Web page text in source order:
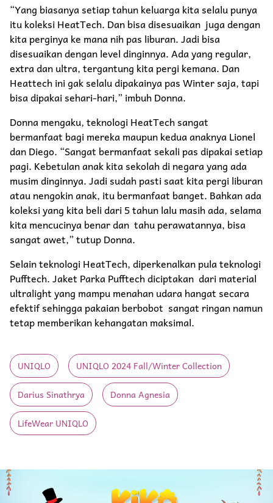
“Yang biasanya setiap tahun keluarga kita selalu punya
itu koleksi HeatTech. Dan bisa disesuaikan juga dengan
kita perginya ke mana nih pas liburan. Jadi bisa
disesuaikan dengan level dinginnya. Ada yang regular,
extra dan ultra, tergantung kita pergi kemana. Dan
Heattech ini gak selalu dipakainya pas Winter saja, tapi
bisa dipakai sehari-hari,” imbuh Donna.
Donna mengaku, teknologi HeatTech sangat
bermanfaat bagi mereka maupun kedua anaknya Lionel
dan Diego. “Sangat bermanfaat sekali pas dipakai setiap
pagi. Kebetulan anak kita sekolah di negara yang ada
musim dinginnya. Jadi sudah pasti saat kita pergi liburan
atau nengokin anak, itu bermanfaat banget. Bahkan ada
koleksi yang kita beli dari 5 tahun lalu masih ada, selama
kita mencucinya benar dan tahu perawatannya, bisa
sangat awet,” tutup Donna.
Selain teknologi HeatTech, diperkenalkan pula teknologi
Pufftech. Jaket Parka Pufftech diciptakan dari material
ultralight yang mampu menahan udara hangat secara
efektif sehingga pakaian berbobot sangat ringan namun
tetap memberikan kehangatan maksimal.
UNIQLO UNIQLO 2024 Fall/Winter Collection
Darius Sinathrya Donna Agnesia
LifeWear UNIQLO